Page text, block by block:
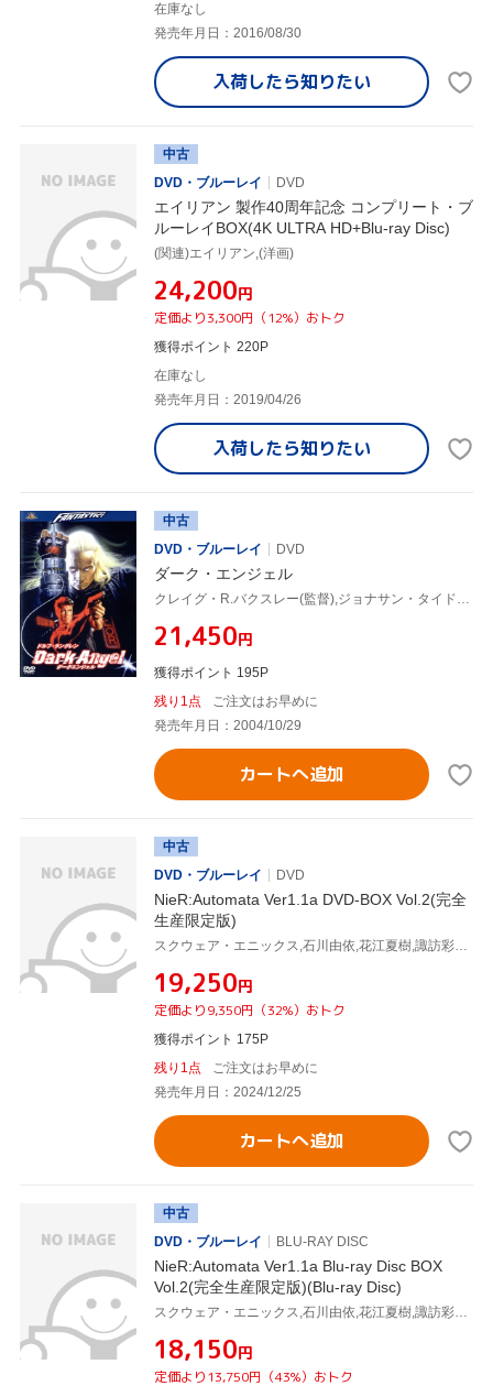
在庫なし
発売年月日：2016/08/30
入荷したら知りたい
中古
DVD・ブルーレイ
DVD
エイリアン 製作40周年記念 コンプリート・ブ
ルーレイBOX(4K ULTRA HD+Blu-ray Disc)
(関連)エイリアン,(洋画)
¥24,200円
定価より3,300円（12%）おトク
獲得ポイント 220P
在庫なし
発売年月日：2019/04/26
入荷したら知りたい
中古
DVD・ブルーレイ
DVD
ダーク・エンジェル
クレイグ・R.バクスレー(監督),ジョナサン・タイドール(脚本),ジェフ・ヤング(製作),ヤン・ハマー(音楽),ドルフ・ラングレン,ブライアン・ベンベン,ベッツィ・ブラントリー,マシアス・ヒューズ
¥21,450円
獲得ポイント 195P
残り1点
ご注文はお早めに
発売年月日：2004/10/29
カートへ追加
中古
DVD・ブルーレイ
DVD
NieR:Automata Ver1.1a DVD-BOX Vol.2(完全
生産限定版)
スクウェア・エニックス,石川由依,花江夏樹,諏訪彩花,安元洋貴,あきやまかおる,中井準,MONACA
¥19,250円
定価より9,350円（32%）おトク
獲得ポイント 175P
残り1点
ご注文はお早めに
発売年月日：2024/12/25
カートへ追加
中古
DVD・ブルーレイ
BLU-RAY DISC
NieR:Automata Ver1.1a Blu-ray Disc BOX
Vol.2(完全生産限定版)(Blu-ray Disc)
スクウェア・エニックス,石川由依,花江夏樹,諏訪彩花,安元洋貴,あきやまかおる,中井準,MONACA
¥18,150円
定価より13,750円（43%）おトク